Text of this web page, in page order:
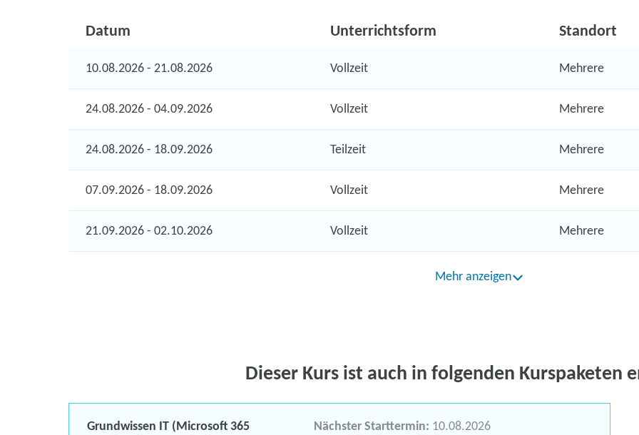
Datum Unterrichtsform Standort
10.08.2026 - 21.08.2026 Vollzeit Mehrere
24.08.2026 - 04.09.2026 Vollzeit Mehrere
24.08.2026 - 18.09.2026 Teilzeit Mehrere
07.09.2026 - 18.09.2026 Vollzeit Mehrere
21.09.2026 - 02.10.2026 Vollzeit Mehrere
Mehr anzeigen
Dieser Kurs ist auch in folgenden Kurspaketen
Grundwissen IT (Microsoft 365
Nächster Starttermin: 10.08.2026